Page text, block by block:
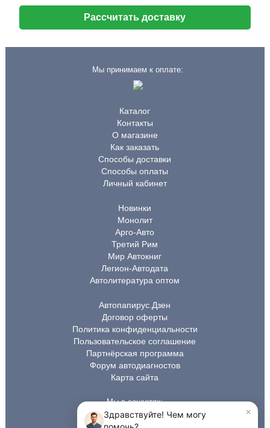
Рассчитать доставку
Мы принимаем к оплате:
Каталог
Контакты
О магазине
Как заказать
Способы доставки
Способы оплаты
Личный кабинет
Новинки
Монолит
Арго-Авто
Третий Рим
Мир Автокниг
Легион-Автодата
Автолитература оптом
Автопапирус.Дзен
Договор оферты
Политика конфиденциальности
Пользовательское соглашение
Партнёрская программа
Форум автодиагностов
Карта сайта
Мы в соцсетях: